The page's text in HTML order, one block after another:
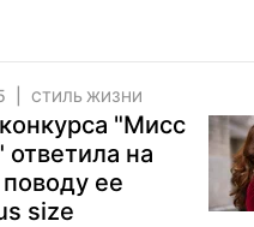
СТИЛЬ ЖИЗНИ
"Мисс
ответила на
ее
size